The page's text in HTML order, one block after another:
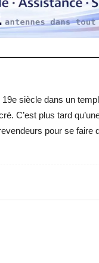
siècle dans un
C’est plus tard
pour se faire